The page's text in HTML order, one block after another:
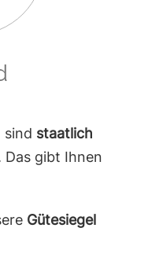
sind staatlich
Das gibt Ihnen
Gütesiegel